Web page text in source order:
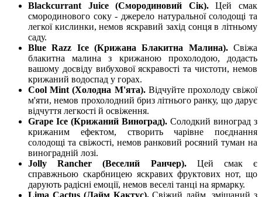
Blackcurrant Juice (Смородиновий Сік).Цей смак
смородинового соку - джерело натуральної солодощі та
легкої кислинки, немов яскравий захід сонця в літньому
саду.
Blue Razz Ice (Крижана Блакитна Малина). Свіжа
блакитна малина з крижаною прохолодою, додасть
вашому досвіду вибухової яскравості та чистоти, немов
крижаний водоспад у горах.
Cool Mint (Холодна М'ята). Відчуйте прохолоду свіжої
м'яти, немов прохолодний бриз літнього ранку, що дарує
відчуття легкості й освіження.
Grape Ice (Крижаний Виноград). Солодкий виноград з
крижаним ефектом, створить чарівне поєднання
солодощі та свіжості, немов ранковий росяний туман на
виноградній лозі.
Jolly Rancher (Веселий Ранчер). Цей смак є
справжньою скарбницею яскравих фруктових нот, що
дарують радісні емоції, немов веселі танці на ярмарку.